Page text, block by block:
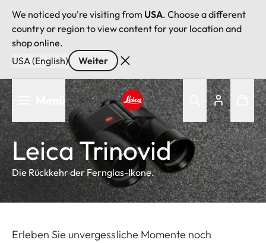
We noticed you're visiting from USA. Choose a different
country or region to view content for your location and
shop online.
USA (English)
Weiter
Direkt
zum
Inhalt
Leica logo - Home
Leica Trinovid
Die Rückkehr der Fernglas-Ikone.
Erleben Sie unvergessliche Momente noch